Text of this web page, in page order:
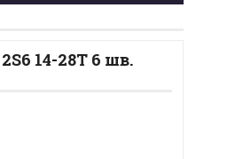
14-28T 6 шв.